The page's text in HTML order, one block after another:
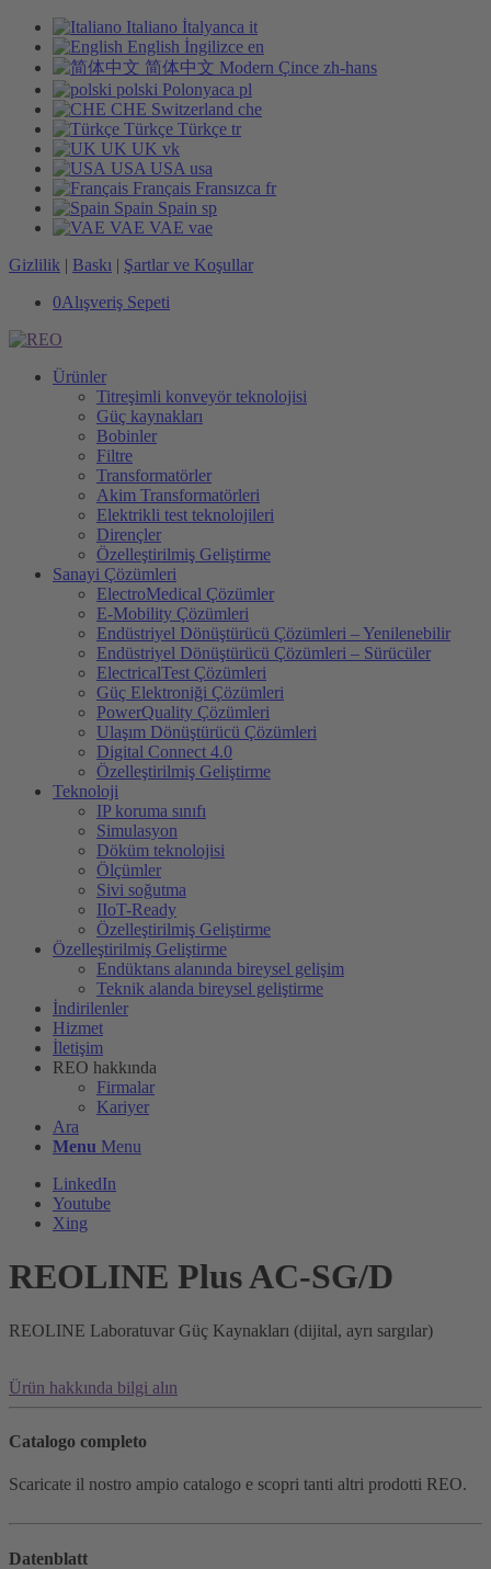
Italiano İtalyanca it
English İngilizce en
简体中文 Modern Çince zh-hans
polski Polonyaca pl
CHE Switzerland che
Türkçe Türkçe tr
UK UK vk
USA USA usa
Français Fransızca fr
Spain Spain sp
VAE VAE vae
Gizlilik | Baskı | Şartlar ve Koşullar
0Alışveriş Sepeti
Ürünler
Titreşimli konveyör teknolojisi
Güç kaynakları
Bobinler
Filtre
Transformatörler
Akim Transformatörleri
Elektrikli test teknolojileri
Dirençler
Özelleştirilmiş Geliştirme
Sanayi Çözümleri
ElectroMedical Çözümler
E-Mobility Çözümleri
Endüstriyel Dönüştürücü Çözümleri – Yenilenebilir
Endüstriyel Dönüştürücü Çözümleri – Sürücüler
ElectricalTest Çözümleri
Güç Elektroniği Çözümleri
PowerQuality Çözümleri
Ulaşım Dönüştürücü Çözümleri
Digital Connect 4.0
Özelleştirilmiş Geliştirme
Teknoloji
IP koruma sınıfı
Simulasyon
Döküm teknolojisi
Ölçümler
Sivi soğutma
IIoT-Ready
Özelleştirilmiş Geliştirme
Özelleştirilmiş Geliştirme
Endüktans alanında bireysel gelişim
Teknik alanda bireysel geliştirme
İndirilenler
Hizmet
İletişim
REO hakkında
Firmalar
Kariyer
Ara
Menu Menu
LinkedIn
Youtube
Xing
REOLINE Plus AC-SG/D
REOLINE Laboratuvar Güç Kaynakları (dijital, ayrı sargılar)
Ürün hakkında bilgi alın
Catalogo completo
Scaricate il nostro ampio catalogo e scopri tanti altri prodotti REO.
Datenblatt